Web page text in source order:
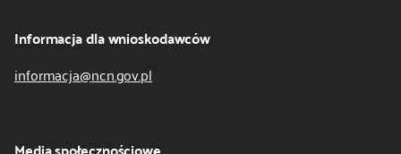
Informacja dla wnioskodawców
informacja@ncn.gov.pl